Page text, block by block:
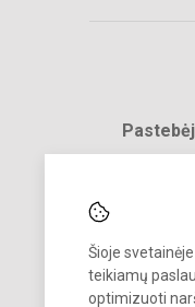
Šioje
teikiamų
optimizuoti